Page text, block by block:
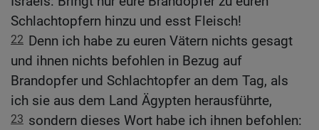
Schlachtopfern hinzu und esst Fleisch!
22 Denn ich habe zu euren Vätern nichts gesagt
und ihnen nichts befohlen in Bezug auf
Brandopfer und Schlachtopfer an dem Tag, als
ich sie aus dem Land Ägypten herausführte,
23 sondern dieses Wort habe ich ihnen befohlen: